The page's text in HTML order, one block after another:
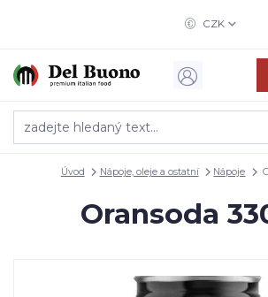
CZK
Úvod Nápoje, oleje a ostatní Nápoje
Oransoda